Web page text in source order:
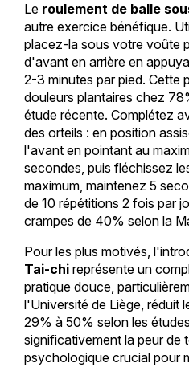
Le roulement de balle
autre exercice bénéfique.
placez-la sous votre voûte
d'avant en arrière en
2-3 minutes par pied. Cette
douleurs plantaires chez
étude récente. Complétez
des orteils : en position
l'avant en pointant au
secondes, puis fléchissez
maximum, maintenez 5
de 10 répétitions 2 fois par
crampes de 40% selon la
Pour les plus motivés,
Tai-chireprésente un
pratique douce,
l'Université de Liège, réduit
29% à 50% selon les
significativement la peur de
psychologique crucial pour